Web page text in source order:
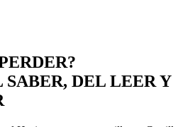
DEL LEER Y